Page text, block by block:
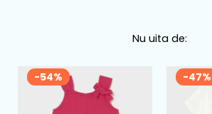
Nu uita de:
-54% -47%